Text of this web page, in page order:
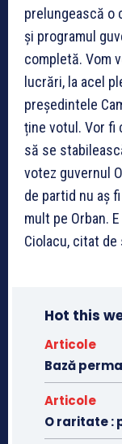
prelungească o
și programul
completă. Vom
lucrări, la acel
președintele
ține votul. Vor fi
să se
votez guvernul
de partid nu aș
mult pe Orban.
Ciolacu, citat
Hot this
Articole
Bază
Articole
O raritate :